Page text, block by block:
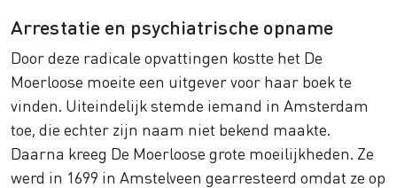
Arrestatie en psychiatrische opname
Door deze radicale opvattingen kostte het De
Moerloose moeite een uitgever voor haar boek te
vinden. Uiteindelijk stemde iemand in Amsterdam
toe, die echter zijn naam niet bekend maakte.
Daarna kreeg De Moerloose grote moeilijkheden. Ze
werd in 1699 in Amstelveen gearresteerd omdat ze op